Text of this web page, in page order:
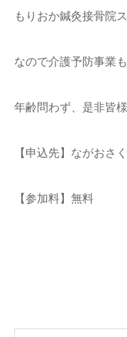
もりおか鍼灸接骨院
なので介護予防事業
年齢問わず、是非皆
【申込先】ながお
【参加料】無料